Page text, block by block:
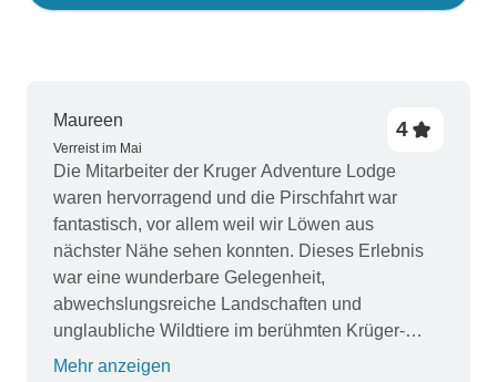
Maureen
Verreist im Mai
4
Die Mitarbeiter der Kruger Adventure Lodge
waren hervorragend und die Pirschfahrt war
fantastisch, vor allem weil wir Löwen aus
nächster Nähe sehen konnten. Dieses Erlebnis
war eine wunderbare Gelegenheit,
abwechslungsreiche Landschaften und
unglaubliche Wildtiere im berühmten Krüger-
Nationalpark zu sehen.
Mehr anzeigen